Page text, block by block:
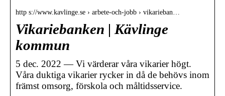
http s://www.kavlinge.se › arbete-och-jobb › vikarieban…
Vikariebanken | Kävlinge
kommun
5 dec. 2022 — Vi värderar våra vikarier högt.
Våra duktiga vikarier rycker in då de behövs inom
främst omsorg, förskola och måltidsservice.